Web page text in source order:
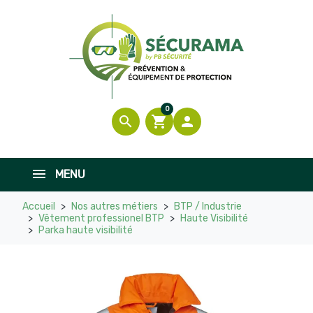
search shopping_cart
0

MENU
Accueil Nos autres métiers
BTP / Industrie
Vêtement professionel BTP
Haute Visibilité
Parka haute visibilité